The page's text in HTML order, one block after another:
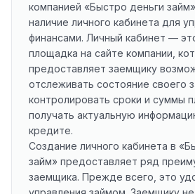
компанией «Быстро деньги
наличие личного кабинета для
финансами. Личный кабинет —
площадка на сайте компании,
предоставляет заемщику
отслеживать состояние своего
контролировать сроки и суммы
получать актуальную
кредите.
Создание личного кабинета в
займ» предоставляет ряд
заемщика. Прежде всего, это